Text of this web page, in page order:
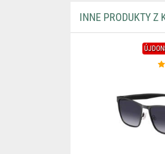
INNE PRODUKTY Z